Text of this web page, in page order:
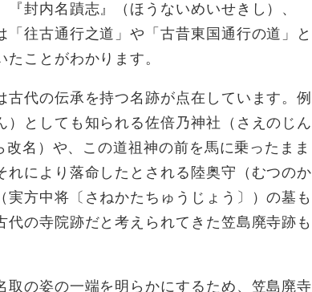
封内名蹟志』（ほうないめいせきし）、
「往古通行之道」や「古昔東国通行の道」と
ことがわかります。
代の伝承を持つ名跡が点在しています。例
としても知られる佐倍乃神社（さえのじん
名）や、この道祖神の前を馬に乗ったまま
により落命したとされる陸奥守（むつのか
方中将〔さねかたちゅうじょう〕）の墓も
の寺院跡だと考えられてきた笠島廃寺跡も
の姿の一端を明らかにするため、笠島廃寺